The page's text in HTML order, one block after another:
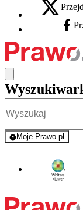
X - otwiera
Moje Prawo.pl
- rejestracja i